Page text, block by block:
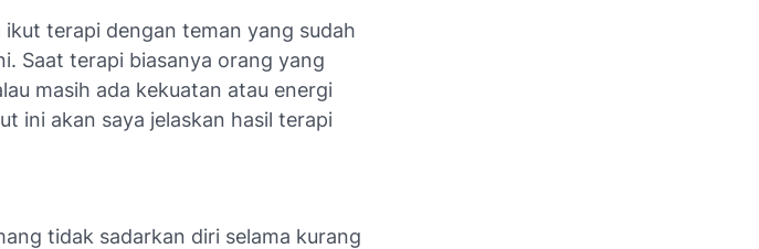
terapi dengan teman yang sudah
Saat terapi biasanya orang yang
masih ada kekuatan atau energi
ini akan saya jelaskan hasil terapi
tidak sadarkan diri selama kurang